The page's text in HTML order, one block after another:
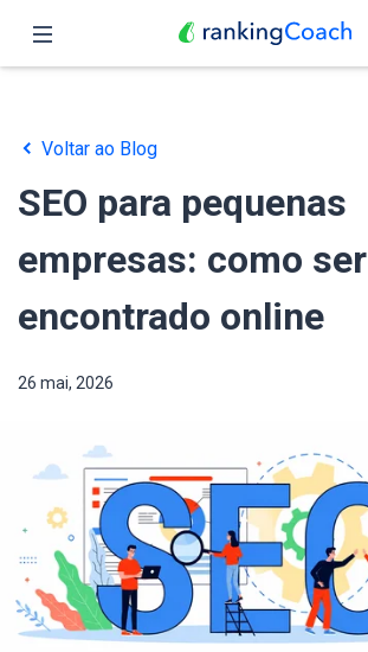
Funções
Preços
Parceiros
Blog
Português
Voltar ao Blog
SEO para pequenas
empresas: como ser
encontrado online
26 mai, 2026